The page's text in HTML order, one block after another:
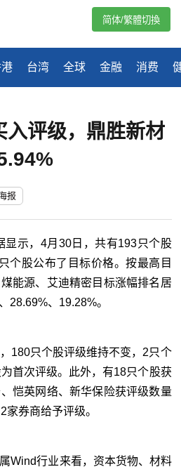
台湾 全球 金融 消费
简体/繁體切換
入评级，鼎胜新材
报
显示，4月30日，共有193只个股
个股公布了目标价格。按最高目
能源、艾迪精密目标涨幅排名居
28.69%、19.28%。
180只个股评级维持不变，2只个
首次评级。此外，有18只个股获
恺英网络、新华保险获评级数量
券商给予评级。
Wind行业来看，资本货物、材料